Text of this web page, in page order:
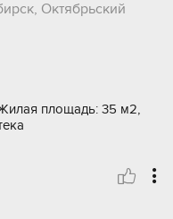
Октябрьский
площадь: 35 м2,